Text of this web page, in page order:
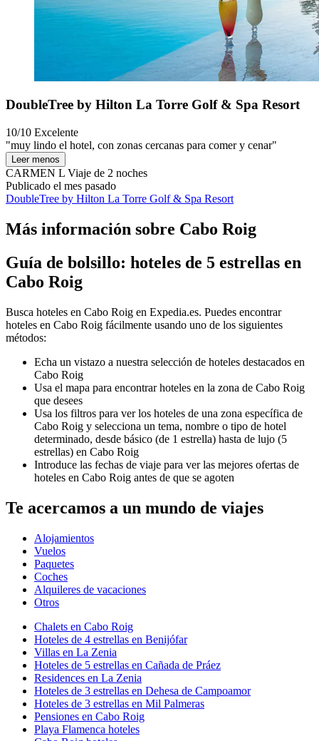
DoubleTree by Hilton La Torre Golf & Spa Resort
10/10 Excelente
"muy lindo el hotel, con zonas cercanas para comer y cenar"
Leer menos
CARMEN L Viaje de 2 noches
Publicado el mes pasado
DoubleTree by Hilton La Torre Golf & Spa Resort
Más información sobre Cabo Roig
Guía de bolsillo: hoteles de 5 estrellas en
Cabo Roig
Busca hoteles en Cabo Roig en Expedia.es. Puedes encontrar
hoteles en Cabo Roig fácilmente usando uno de los siguientes
métodos:
Echa un vistazo a nuestra selección de hoteles destacados en
Cabo Roig
Usa el mapa para encontrar hoteles en la zona de Cabo Roig
que desees
Usa los filtros para ver los hoteles de una zona específica de
Cabo Roig y selecciona un tema, nombre o tipo de hotel
determinado, desde básico (de 1 estrella) hasta de lujo (5
estrellas) en Cabo Roig
Introduce las fechas de viaje para ver las mejores ofertas de
hoteles en Cabo Roig antes de que se agoten
Te acercamos a un mundo de viajes
Alojamientos
Vuelos
Paquetes
Coches
Alquileres de vacaciones
Otros
Chalets en Cabo Roig
Hoteles de 4 estrellas en Benijófar
Villas en La Zenia
Hoteles de 5 estrellas en Cañada de Práez
Residences en La Zenia
Hoteles de 3 estrellas en Dehesa de Campoamor
Hoteles de 3 estrellas en Mil Palmeras
Pensiones en Cabo Roig
Playa Flamenca hoteles